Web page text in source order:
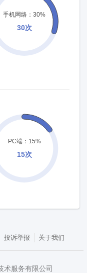
投诉举报 关于我们
服务有限公司